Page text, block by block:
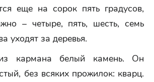
еще на сорок пять градусов,
– четыре, пять, шесть, семь
уходят за деревья.
кармана белый камень. Он
без всяких прожилок: кварц.